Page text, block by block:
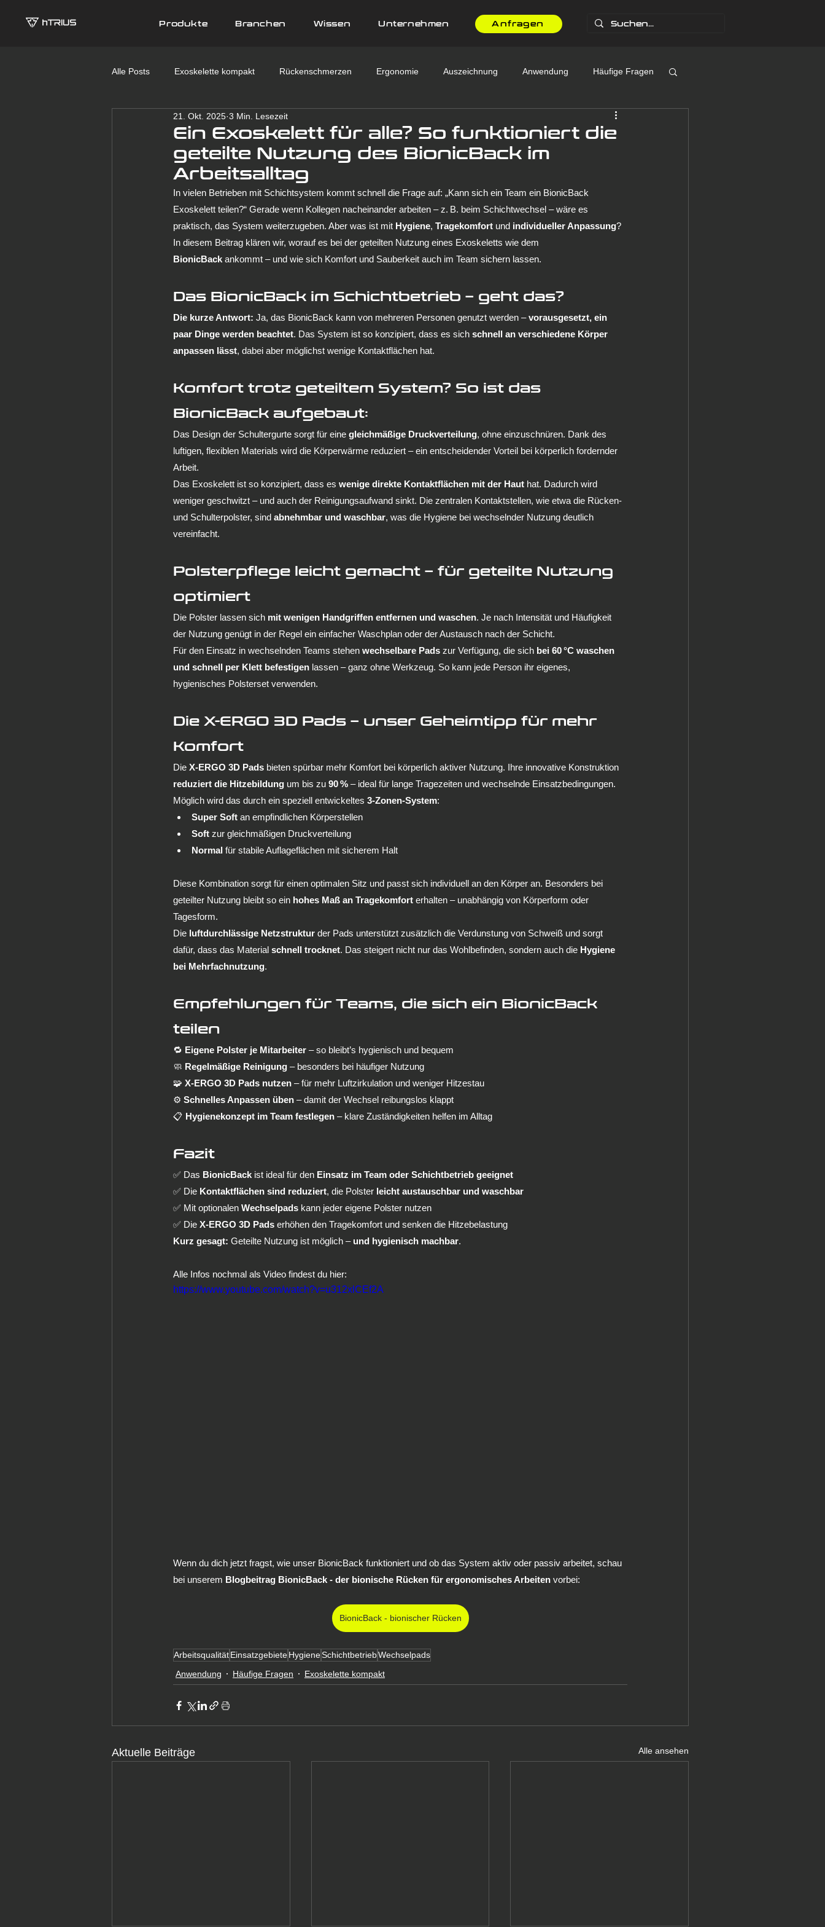
Anfragen
Produkte Branchen Wissen Unternehmen
Alle Posts Exoskelette kompakt Rückenschmerzen Ergonomie Auszeichnung Anwendung Häufige Fragen
Branchen areas of application Messe
Ein Exoskelett für alle? So funktioniert die
geteilte Nutzung des BionicBack im
Arbeitsalltag
21. Okt. 2025 3 Min. Lesezeit
In vielen Betrieben mit Schichtsystem kommt schnell die Frage auf: „Kann sich ein Team ein BionicBack
Exoskelett teilen?“ Gerade wenn Kollegen nacheinander arbeiten – z. B. beim Schichtwechsel – wäre es
praktisch, das System weiterzugeben. Aber was ist mit Hygiene, Tragekomfort und individueller Anpassung?
In diesem Beitrag klären wir, worauf es bei der geteilten Nutzung eines Exoskeletts wie dem
BionicBack ankommt – und wie sich Komfort und Sauberkeit auch im Team sichern lassen.
Das BionicBack im Schichtbetrieb – geht das?
Die kurze Antwort: Ja, das BionicBack kann von mehreren Personen genutzt werden – vorausgesetzt, ein
paar Dinge werden beachtet. Das System ist so konzipiert, dass es sich schnell an verschiedene Körper
anpassen lässt, dabei aber möglichst wenige Kontaktflächen hat.
Komfort trotz geteiltem System? So ist das
BionicBack aufgebaut:
Das Design der Schultergurte sorgt für eine gleichmäßige Druckverteilung, ohne einzuschnüren. Dank des
luftigen, flexiblen Materials wird die Körperwärme reduziert – ein entscheidender Vorteil bei körperlich fordernder
Arbeit.
Das Exoskelett ist so konzipiert, dass es wenige direkte Kontaktflächen mit der Haut hat. Dadurch wird
weniger geschwitzt – und auch der Reinigungsaufwand sinkt. Die zentralen Kontaktstellen, wie etwa die Rücken-
und Schulterpolster, sind abnehmbar und waschbar, was die Hygiene bei wechselnder Nutzung deutlich
vereinfacht.
Polsterpflege leicht gemacht – für geteilte Nutzung
optimiert
Die Polster lassen sich mit wenigen Handgriffen entfernen und waschen. Je nach Intensität und Häufigkeit
der Nutzung genügt in der Regel ein einfacher Waschplan oder der Austausch nach der Schicht.
Für den Einsatz in wechselnden Teams stehen wechselbare Pads zur Verfügung, die sich bei 60 °C waschen
und schnell per Klett befestigen lassen – ganz ohne Werkzeug. So kann jede Person ihr eigenes,
hygienisches Polsterset verwenden.
Die X-ERGO 3D Pads – unser Geheimtipp für mehr
Komfort
Die X-ERGO 3D Pads bieten spürbar mehr Komfort bei körperlich aktiver Nutzung. Ihre innovative Konstruktion
reduziert die Hitzebildung um bis zu 90 % – ideal für lange Tragezeiten und wechselnde Einsatzbedingungen.
Möglich wird das durch ein speziell entwickeltes 3-Zonen-System:
Super Soft an empfindlichen Körperstellen
Soft zur gleichmäßigen Druckverteilung
Normal für stabile Auflageflächen mit sicherem Halt
Diese Kombination sorgt für einen optimalen Sitz und passt sich individuell an den Körper an. Besonders bei
geteilter Nutzung bleibt so ein hohes Maß an Tragekomfort erhalten – unabhängig von Körperform oder
Tagesform.
Die luftdurchlässige Netzstruktur der Pads unterstützt zusätzlich die Verdunstung von Schweiß und sorgt
dafür, dass das Material schnell trocknet. Das steigert nicht nur das Wohlbefinden, sondern auch die Hygiene
bei Mehrfachnutzung.
Empfehlungen für Teams, die sich ein BionicBack
teilen
🔁 Eigene Polster je Mitarbeiter – so bleibt’s hygienisch und bequem
🧼 Regelmäßige Reinigung – besonders bei häufiger Nutzung
🧩 X-ERGO 3D Pads nutzen – für mehr Luftzirkulation und weniger Hitzestau
⚙️ Schnelles Anpassen üben – damit der Wechsel reibungslos klappt
📋 Hygienekonzept im Team festlegen – klare Zuständigkeiten helfen im Alltag
Fazit
✅ Das BionicBack ist ideal für den Einsatz im Team oder Schichtbetrieb geeignet
✅ Die Kontaktflächen sind reduziert, die Polster leicht austauschbar und waschbar
✅ Mit optionalen Wechselpads kann jeder eigene Polster nutzen
✅ Die X-ERGO 3D Pads erhöhen den Tragekomfort und senken die Hitzebelastung
Kurz gesagt: Geteilte Nutzung ist möglich – und hygienisch machbar.
Alle Infos nochmal als Video findest du hier:
https://www.youtube.com/watch?v=u312xlCEf2A
Wenn du dich jetzt fragst, wie unser BionicBack funktioniert und ob das System aktiv oder passiv arbeitet, schau
bei unserem Blogbeitrag BionicBack - der bionische Rücken für ergonomisches Arbeiten vorbei:
BionicBack - bionischer Rücken
ArbeitsqualitätEinsatzgebieteHygieneSchichtbetriebWechselpads
Anwendung
Häufige Fragen Exoskelette kompakt
Aktuelle Beiträge Alle ansehen